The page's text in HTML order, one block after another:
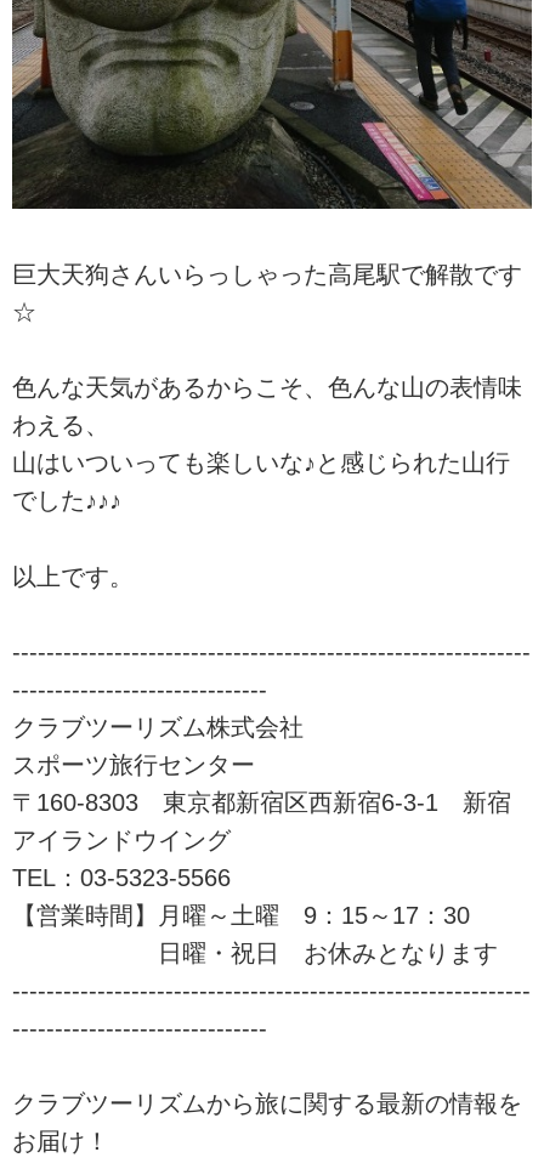
巨大天狗さんいらっしゃった高尾駅で解散です
☆
色んな天気があるからこそ、色んな山の表情味
わえる、
山はいついっても楽しいな♪と感じられた山行
でした♪♪♪
以上です。
-------------------------------------------------------------
------------------------------
クラブツーリズム株式会社
スポーツ旅行センター
〒160-8303 東京都新宿区西新宿6-3-1 新宿
アイランドウイング
TEL：03-5323-5566
【営業時間】月曜～土曜 9：15～17：30
日曜・祝日 お休みとなります
-------------------------------------------------------------
------------------------------
クラブツーリズムから旅に関する最新の情報を
お届け！